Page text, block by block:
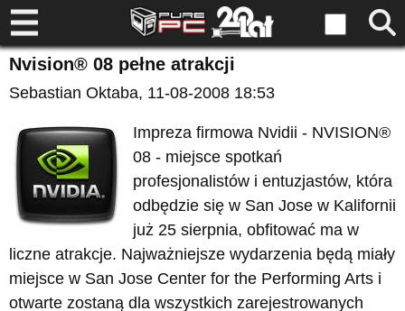
Nvision® 08 pełne atrakcji
Sebastian Oktaba, 11-08-2008 18:53
Impreza firmowa Nvidii - NVISION®
08 - miejsce spotkań
profesjonalistów i entuzjastów, która
odbędzie się w San Jose w Kalifornii
już 25 sierpnia, obfitować ma w
liczne atrakcje. Najważniejsze wydarzenia będą miały
miejsce w San Jose Center for the Performing Arts i
otwarte zostaną dla wszystkich zarejestrowanych